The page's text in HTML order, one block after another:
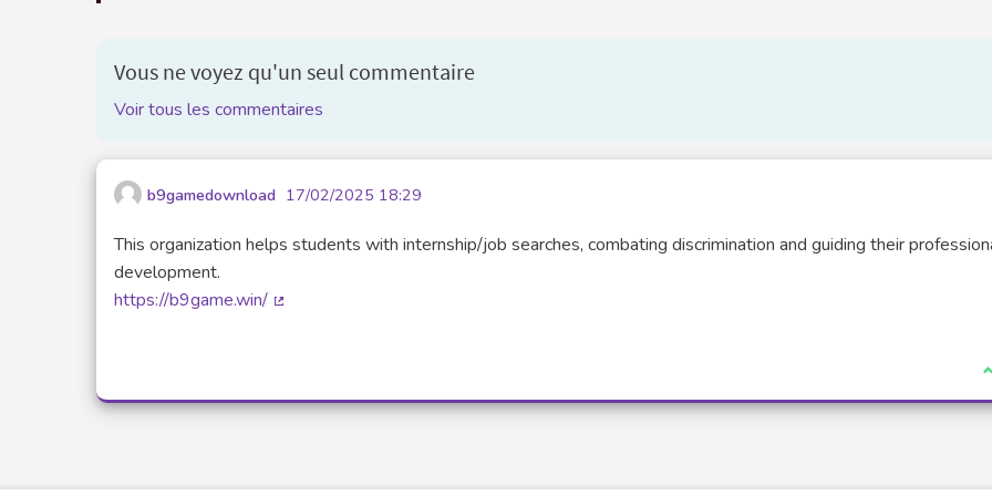
Vous ne voyez qu'un seul commentaire
Voir tous les commentaires
b9gamedownload 17/02/2025 18:29
This organization helps students with internship/job searches, combating discrimination and guiding their
development.
https://b9game.win/